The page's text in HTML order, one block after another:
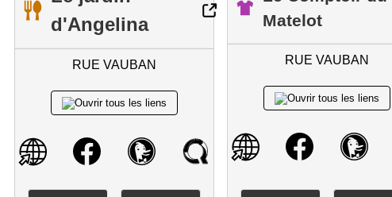
d'Angelina
RUE VAUBAN
Matelot
RUE VAUBAN